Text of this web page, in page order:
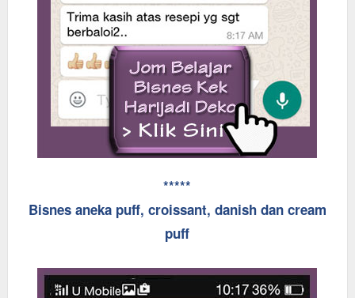
*****
Bisnes aneka puff, croissant, danish dan cream
puff